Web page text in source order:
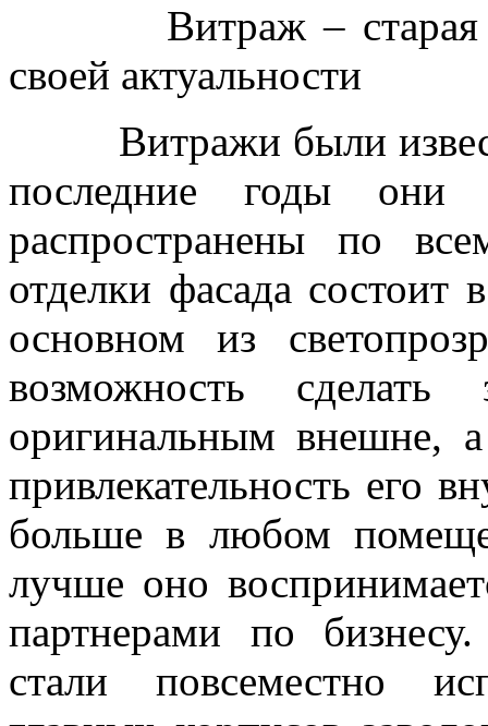
Витраж – старая
своей актуальности
Витражи были
последние годы они
распространены по
отделки фасада состоит
основном из
возможность
оригинальным внешне, а
привлекательность его
больше в любом
лучше оно
партнерами по
стали повсеместно